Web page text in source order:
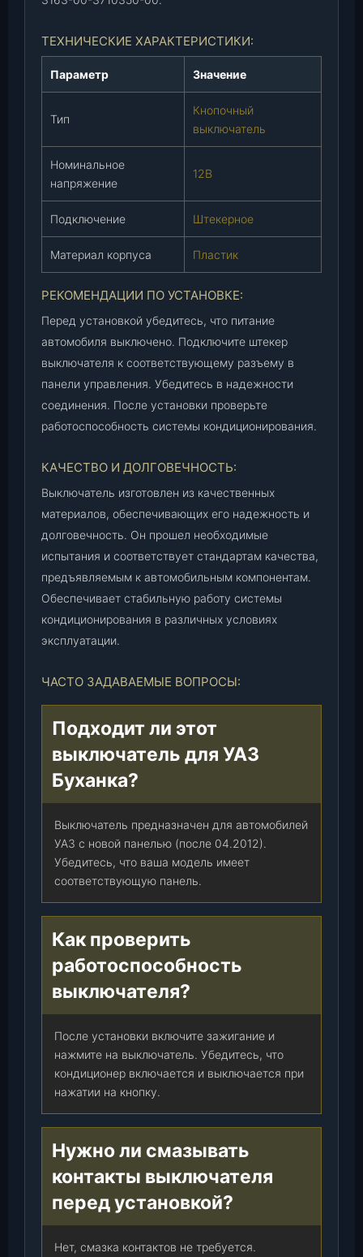
л
(
1
6
-
0
0
-
3
7
5
0
-
0
ш
т
ТЕХНИЧЕСКИЕ ХАРАКТЕРИСТИКИ:
Параметр Значение
Тип
Кнопочный
выключатель
Номинальное
напряжение
12В
Подключение Штекерное
Материал корпуса Пластик
РЕКОМЕНДАЦИИ ПО УСТАНОВКЕ:
Перед установкой убедитесь, что питание
автомобиля выключено. Подключите штекер
выключателя к соответствующему разъему в
панели управления. Убедитесь в надежности
соединения. После установки проверьте
работоспособность системы кондиционирования.
КАЧЕСТВО И ДОЛГОВЕЧНОСТЬ:
Выключатель изготовлен из качественных
материалов, обеспечивающих его надежность и
долговечность. Он прошел необходимые
испытания и соответствует стандартам качества,
предъявляемым к автомобильным компонентам.
Обеспечивает стабильную работу системы
кондиционирования в различных условиях
эксплуатации.
ЧАСТО ЗАДАВАЕМЫЕ ВОПРОСЫ:
Подходит ли этот
выключатель для УАЗ
Буханка?
Выключатель предназначен для автомобилей
УАЗ с новой панелью (после 04.2012).
Убедитесь, что ваша модель имеет
соответствующую панель.
Как проверить
работоспособность
выключателя?
После установки включите зажигание и
нажмите на выключатель. Убедитесь, что
кондиционер включается и выключается при
нажатии на кнопку.
Нужно ли смазывать
контакты выключателя
перед установкой?
Нет, смазка контактов не требуется.